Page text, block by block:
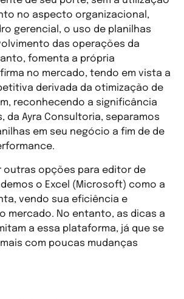
no aspecto organizacional,
gerencial, o uso de planilhas
das operações da
fomenta a própria
no mercado, tendo em vista a
derivada da otimização de
reconhecendo a significância
da Ayra Consultoria, separamos
em seu negócio a fim de de
outras opções para editor de
o Excel (Microsoft) como a
vendo sua eficiência e
mercado. No entanto, as dicas a
a essa plataforma, já que se
com poucas mudanças